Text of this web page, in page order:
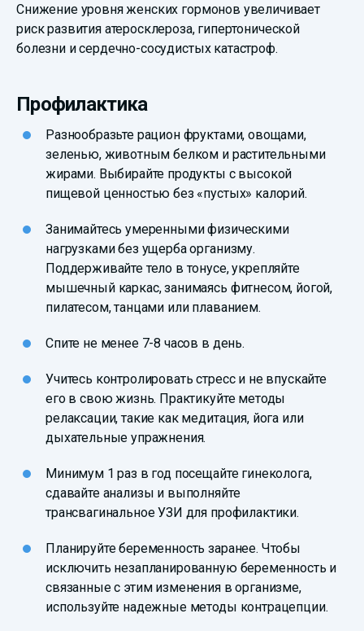
Снижение уровня женских гормонов увеличивает
риск развития атеросклероза, гипертонической
болезни и сердечно-сосудистых катастроф.
Профилактика
Разнообразьте рацион фруктами, овощами,
зеленью, животным белком и растительными
жирами. Выбирайте продукты с высокой
пищевой ценностью без «пустых» калорий.
Занимайтесь умеренными физическими
нагрузками без ущерба организму.
Поддерживайте тело в тонусе, укрепляйте
мышечный каркас, занимаясь фитнесом, йогой,
пилатесом, танцами или плаванием.
Спите не менее 7-8 часов в день.
Учитесь контролировать стресс и не впускайте
его в свою жизнь. Практикуйте методы
релаксации, такие как медитация, йога или
дыхательные упражнения.
Минимум 1 раз в год посещайте гинеколога,
сдавайте анализы и выполняйте
трансвагинальное УЗИ для профилактики.
Планируйте беременность заранее. Чтобы
исключить незапланированную беременность и
связанные с этим изменения в организме,
используйте надежные методы контрацепции.